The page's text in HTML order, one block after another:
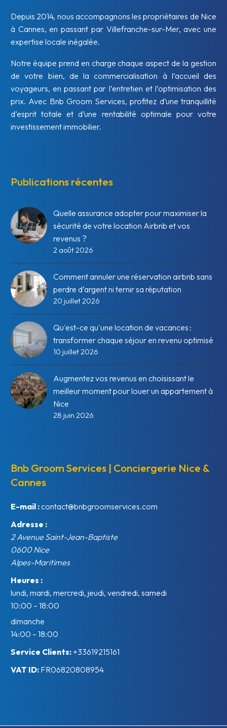
Depuis 2014, nous accompagnons les propriétaires de Nice
à Cannes, en passant par Villefranche-sur-Mer, avec une
expertise locale inégalée.
Notre équipe prend en charge chaque aspect de la gestion
de votre bien, de la commercialisation à l’accueil des
voyageurs, en passant par l’entretien et l’optimisation des
prix. Avec Bnb Groom Services, profitez d’une tranquillité
d’esprit totale et d’une rentabilité optimale pour votre
investissement immobilier.
Publications récentes
Quelle assurance adopter pour maximiser la
sécurité de votre location Airbnb et vos
revenus ?
2 août 2026
Comment annuler une réservation airbnb sans
perdre d’argent ni ternir sa réputation
20 juillet 2026
Qu'est-ce qu'une location de vacances :
transformer chaque séjour en revenu optimisé
10 juillet 2026
Augmentez vos revenus en choisissant le
meilleur moment pour louer un appartement à
Nice
28 juin 2026
Bnb Groom Services | Conciergerie Nice &
Cannes
E-mail :contact@bnbgroomservices.com
Adresse :
2 Avenue Saint-Jean-Baptiste
0600 Nice
Alpes-Maritimes
Heures :
lundi, mardi, mercredi, jeudi, vendredi, samedi
10:00 – 18:00
dimanche
14:00 – 18:00
Service Clients: +33619215161
VAT ID: FR06820808954